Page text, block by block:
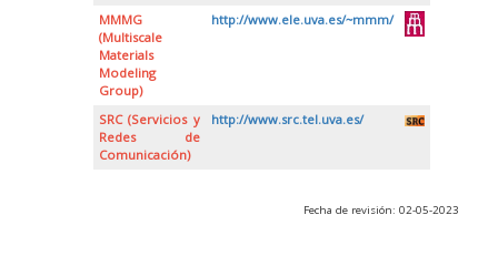
MMMG
(Multiscale
Materials
Modeling
Group)
http://www.ele.uva.es/~mmm/
SRC (Servicios y
Redes de
Comunicación)
http://www.src.tel.uva.es/
Fecha de revisión: 02-05-2023